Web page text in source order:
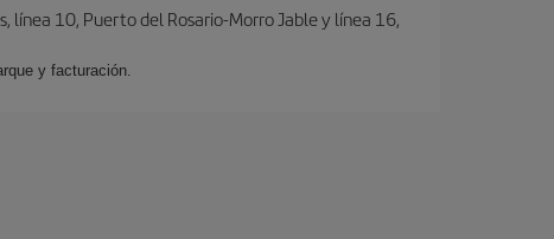
línea 10, Puerto del Rosario-Morro Jable y línea 16,
y facturación.